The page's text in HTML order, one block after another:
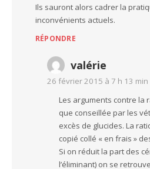
Ils sauront alors cadrer la
inconvénients actuels.
RÉPONDRE
valérie
26 février 2015 à 7 h 13 min
Les arguments contre la
que conseillée par les
excès de glucides. La
copié collé « en frais »
Si on réduit la part des
l’éliminant) on se